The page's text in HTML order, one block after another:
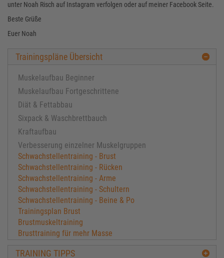
unter Noah Risch auf Instagram verfolgen oder auf meiner Facebook Seite.
Beste Grüße
Euer Noah
Trainingspläne Übersicht
Muskelaufbau Beginner
Muskelaufbau Fortgeschrittene
Diät & Fettabbau
Sixpack & Waschbrettbauch
Kraftaufbau
Verbesserung einzelner Muskelgruppen
Schwachstellentraining - Brust
Schwachstellentraining - Rücken
Schwachstellentraining - Arme
Schwachstellentraining - Schultern
Schwachstellentraining - Beine & Po
Trainingsplan Brust
Brustmuskeltraining
Brusttraining für mehr Masse
Brusttraining Mens Physique Athlet Marco Liske
TRAINING TIPPS